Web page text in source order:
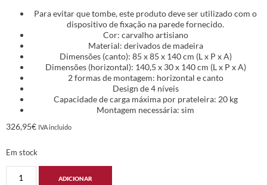
Para evitar que tombe, este produto deve ser utilizado com o
dispositivo de fixação na parede fornecido.
Cor: carvalho artisiano
Material: derivados de madeira
Dimensões (canto): 85 x 85 x 140 cm (L x P x A)
Dimensões (horizontal): 140,5 x 30 x 140 cm (L x P x A)
2 formas de montagem: horizontal e canto
Design de 4 níveis
Capacidade de carga máxima por prateleira: 20 kg
Montagem necessária: sim
326,95€ IVA incluido
Em stock
ADICIONAR